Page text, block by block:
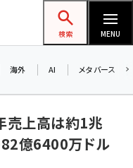
当者フォーラム
検索 MENU
海外 AI メタバース
売上高は約1兆
億6400万ドル